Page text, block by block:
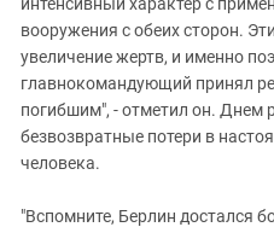
вооружения с обеих сторон.
увеличение жертв, и именно
главнокомандующий принял
погибшим", - отметил он. Днем
безвозвратные потери в
человека.
"Вспомните, Берлин достался